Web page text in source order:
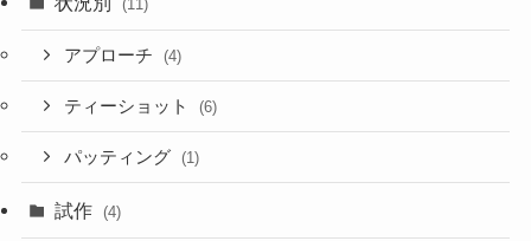
(11)
アプローチ (4)
ティーショット (6)
パッティング (1)
試作 (4)